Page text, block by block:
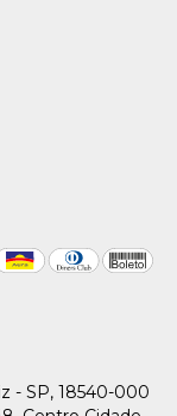
- SP, 18540-000